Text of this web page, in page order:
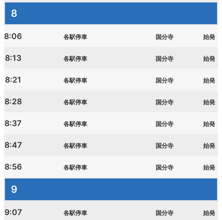
8
8:06 各駅停車 国分寺 始発
8:13 各駅停車 国分寺 始発
8:21 各駅停車 国分寺 始発
8:28 各駅停車 国分寺 始発
8:37 各駅停車 国分寺 始発
8:47 各駅停車 国分寺 始発
8:56 各駅停車 国分寺 始発
9
9:07 各駅停車 国分寺 始発